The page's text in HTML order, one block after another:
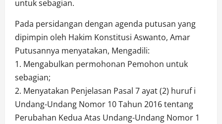
untuk sebagian.
Pada persidangan dengan agenda putusan yang
dipimpin oleh Hakim Konstitusi Aswanto, Amar
Putusannya menyatakan, Mengadili:
1. Mengabulkan permohonan Pemohon untuk
sebagian;
2. Menyatakan Penjelasan Pasal 7 ayat (2) huruf i
Undang-Undang Nomor 10 Tahun 2016 tentang
Perubahan Kedua Atas Undang-Undang Nomor 1